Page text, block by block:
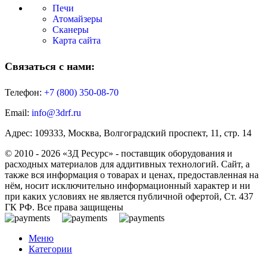
Печи
Атомайзеры
Сканеры
Карта сайта
Связаться с нами:
Телефон: +7 (800) 350-08-70
Email: info@3drf.ru
Адрес: 109333, Москва, Волгоградский проспект, 11, стр. 14
© 2010 - 2026 «3Д Ресурс» - поставщик оборудования и
расходных материалов для аддитивных технологий. Сайт, а
также вся информация о товарах и ценах, предоставленная на
нём, носит исключительно информационный характер и ни
при каких условиях не является публичной офертой, Ст. 437
ГК РФ. Все права защищены
Меню
Категории